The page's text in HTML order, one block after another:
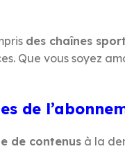
des chaînes
Que vous soyez
de
de contenus à la